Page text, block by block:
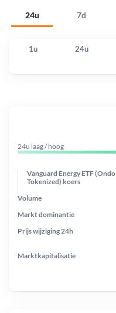
24u 7d
1u 24u
24u laag / hoog
Vanguard Energy ETF (Ondo
Tokenized) koers
Prijs wijziging 24h
Markt dominantie
Marktkapitalisatie
Volume